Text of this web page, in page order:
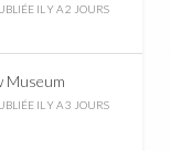
IL Y A 2 JOURS
Museum
IL Y A 3 JOURS